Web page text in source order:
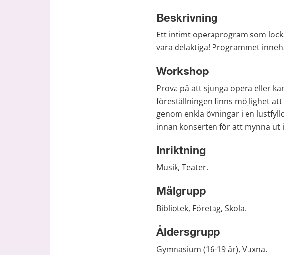
Beskrivning
Ett intimt operaprogram som
vara delaktiga! Programmet
Workshop
Prova på att sjunga opera eller
föreställningen finns möjlighet
genom enkla övningar i en
innan konserten för att mynna ut
Inriktning
Musik, Teater.
Målgrupp
Bibliotek, Företag, Skola.
Åldersgrupp
Gymnasium (16-19 år), Vuxna.